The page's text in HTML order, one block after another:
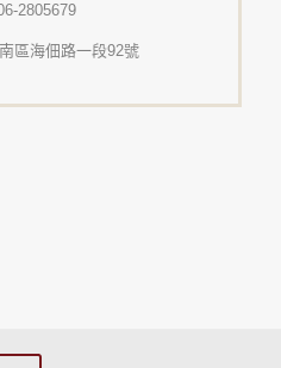
2805679
區海佃路一段92號